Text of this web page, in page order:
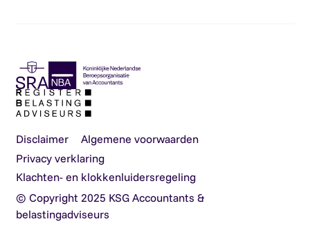
Disclaimer
Algemene voorwaarden
Privacy verklaring
Klachten- en klokkenluidersregeling
© Copyright 2025 KSG Accountants &
belastingadviseurs